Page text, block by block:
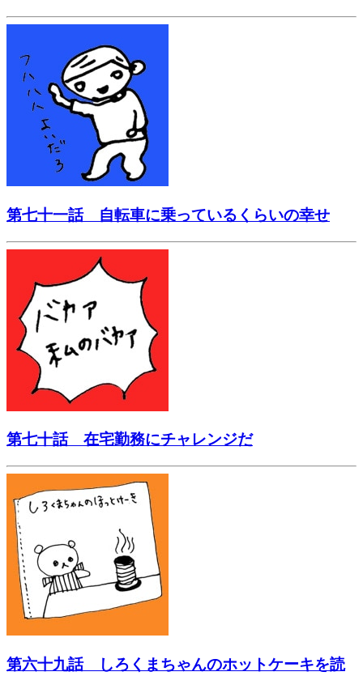
第七十一話 自転車に乗っているくらいの幸せ
第七十話 在宅勤務にチャレンジだ
第六十九話 しろくまちゃんのホットケーキを読